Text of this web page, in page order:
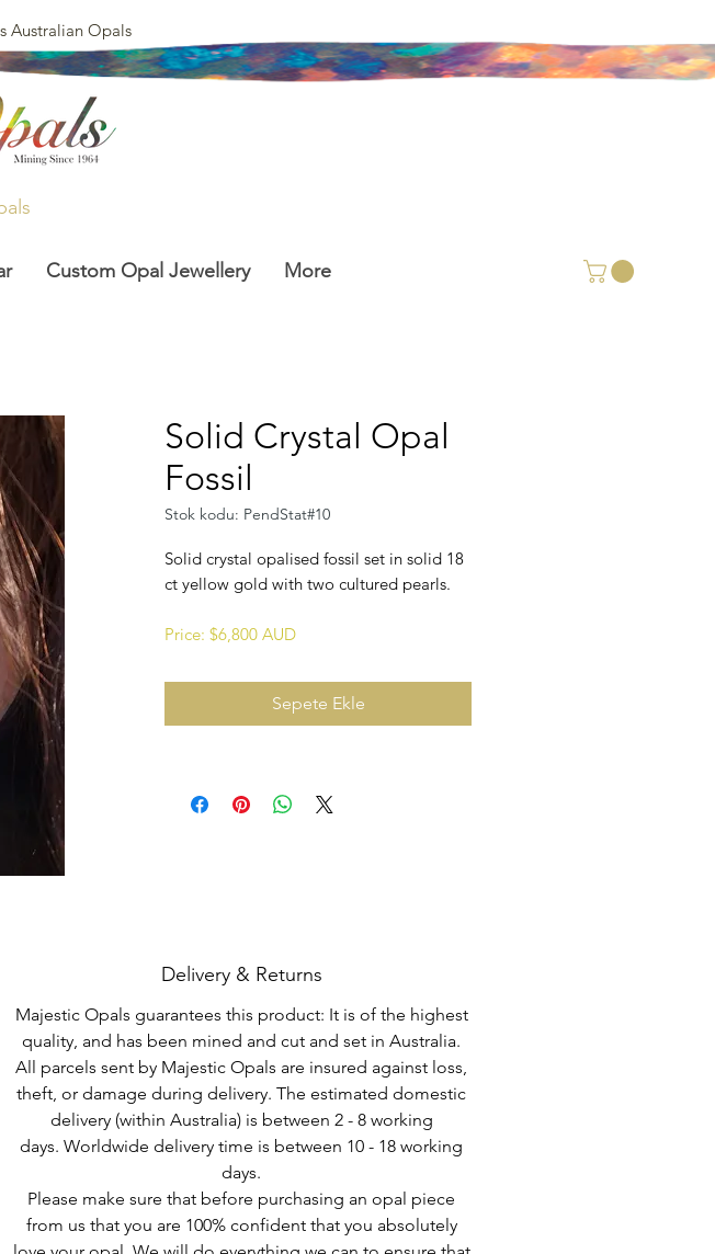
Australian Opals
Custom Opal Jewellery More
Solid Crystal Opal
Fossil
Stok kodu: PendStat#10
Solid crystal opalised fossil set in solid 18
ct yellow gold with two cultured pearls.
Price: $6,800 AUD
Sepete Ekle
Delivery & Returns
Majestic Opals guarantees this product: It is of the highest
quality, and has been mined and cut and set in Australia.
All parcels sent by Majestic Opals are insured against loss,
theft, or damage during delivery. The estimated domestic
delivery (within Australia) is between 2 - 8 working
days. Worldwide delivery time is between 10 - 18 working
days.
Please make sure that before purchasing an opal piece
from us that you are 100% confident that you absolutely